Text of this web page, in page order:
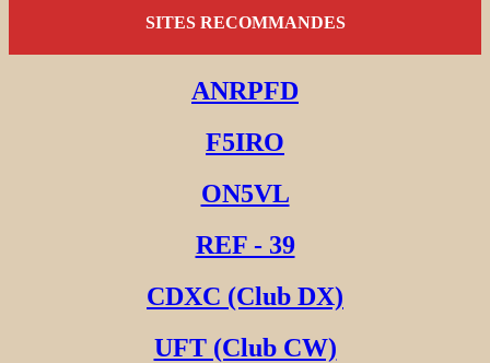
SITES RECOMMANDES
ANRPFD
F5IRO
ON5VL
REF - 39
CDXC (Club DX)
UFT (Club CW)